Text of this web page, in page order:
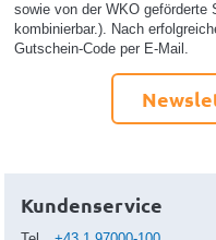
sowie von der WKO geförderte
kombinierbar.). Nach
Gutschein-Code per E-Mail.
Kundenservice